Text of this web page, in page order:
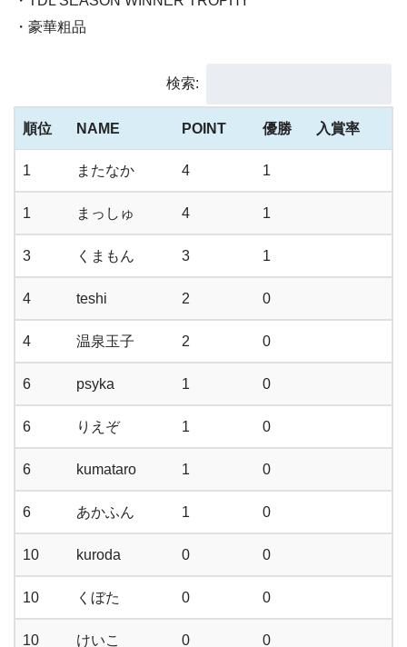
・豪華粗品
検索:
順位 NAME POINT 優勝 入賞率
1 またなか 4 1
1 まっしゅ 4 1
3 くまもん 3 1
4 teshi 2 0
4 温泉玉子 2 0
6 psyka 1 0
6 りえぞ 1 0
6 kumataro 1 0
6 あかふん 1 0
10 kuroda 0 0
10 くぼた 0 0
10 けいこ 0 0